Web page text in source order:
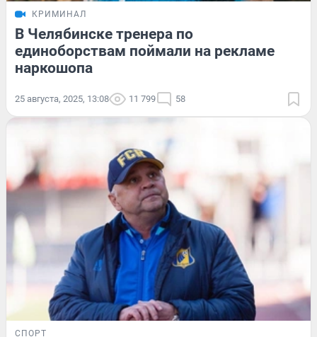
КРИМИНАЛ
В Челябинске тренера по
единоборствам поймали на рекламе
наркошопа
25 августа, 2025, 13:08 11 799 58
СПОРТ